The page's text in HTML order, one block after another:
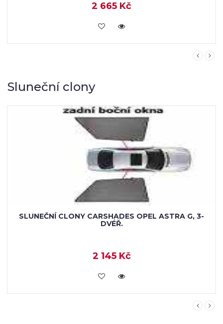
2 665 Kč
KOUPIT
Sluneční clony
SLUNEČNÍ CLONY CARSHADES OPEL ASTRA G, 3-
DVÉŘ.
2 145 Kč
KOUPIT